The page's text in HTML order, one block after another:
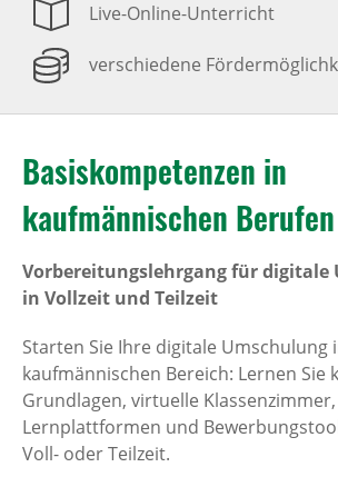
Live-Online-Unterricht
verschiedene
Basiskompetenzen in
kaufmännischen Berufen
Vorbereitungslehrgang für digitale
in Vollzeit und Teilzeit
Starten Sie Ihre digitale Umschulung
kaufmännischen Bereich: Lernen Sie
Grundlagen, virtuelle Klassenzimmer,
Lernplattformen und
Voll- oder Teilzeit.